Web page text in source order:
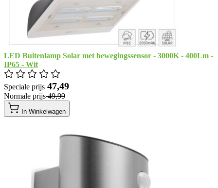
LED Buitenlamp Solar met bewegingssensor - 3000K - 400Lm -
IP65 - Wit
Speciale prijs ​ 47,49
Normale prijs​ 49,99
In Winkelwagen